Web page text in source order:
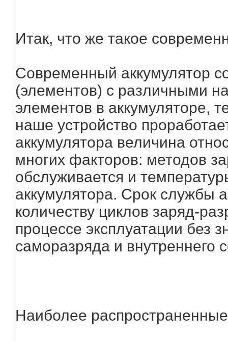
Итак, что же такое
Современный аккумулятор
(элементов) с различными
элементов в аккумуляторе,
наше устройство
аккумулятора величина
многих факторов: методов
обслуживается и
аккумулятора. Срок службы
количеству циклов заряд-
процессе эксплуатации без
саморазряда и внутреннего
Наиболее